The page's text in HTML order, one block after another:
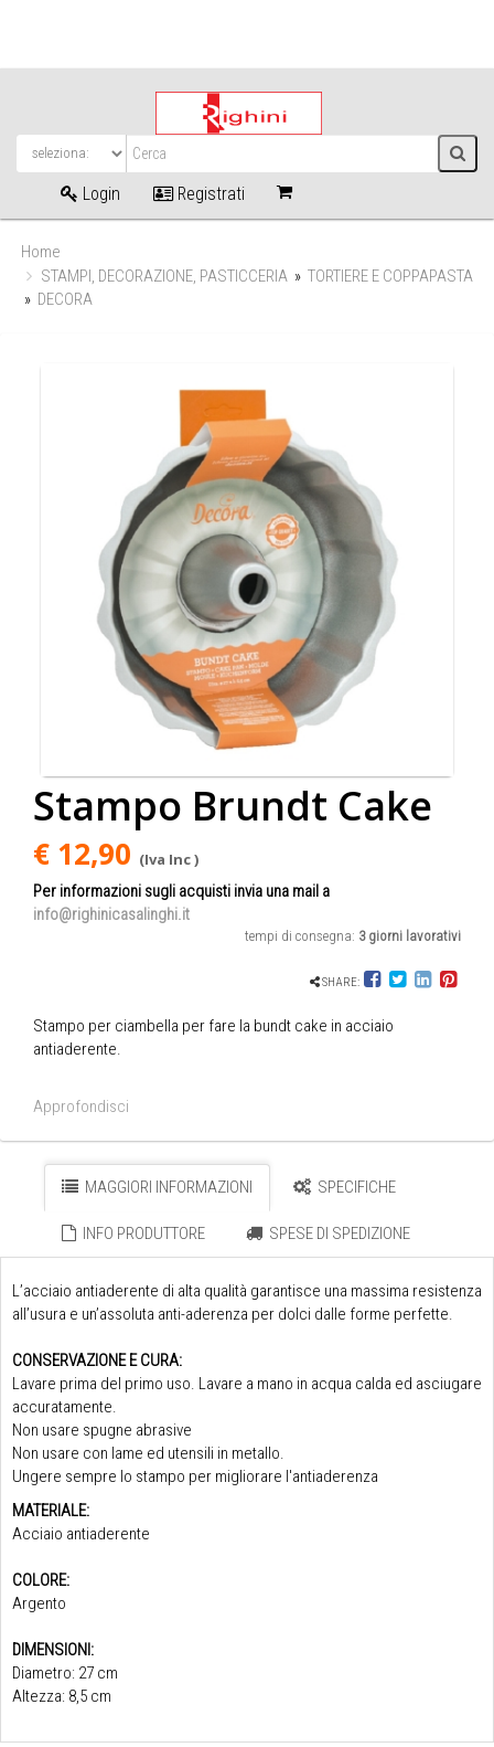
Login Registrati
Home
STAMPI, DECORAZIONE, PASTICCERIA » TORTIERE E COPPAPASTA
» DECORA
Stampo Brundt Cake
€ 12,90 (Iva Inc )
Per informazioni sugli acquisti invia una mail a
info@righinicasalinghi.it
tempi di consegna: 3 giorni lavorativi
SHARE:
Stampo per ciambella per fare la bundt cake in acciaio
antiaderente.
Approfondisci
MAGGIORI INFORMAZIONI SPECIFICHE
INFO PRODUTTORE SPESE DI SPEDIZIONE
L’acciaio antiaderente di alta qualità garantisce una massima resistenza
all’usura e un’assoluta anti-aderenza per dolci dalle forme perfette.
CONSERVAZIONE E CURA:
Lavare prima del primo uso. Lavare a mano in acqua calda ed asciugare
accuratamente.
Non usare spugne abrasive
Non usare con lame ed utensili in metallo.
Ungere sempre lo stampo per migliorare l'antiaderenza
MATERIALE:
Acciaio antiaderente
COLORE:
Argento
DIMENSIONI:
Diametro: 27 cm
Altezza: 8,5 cm